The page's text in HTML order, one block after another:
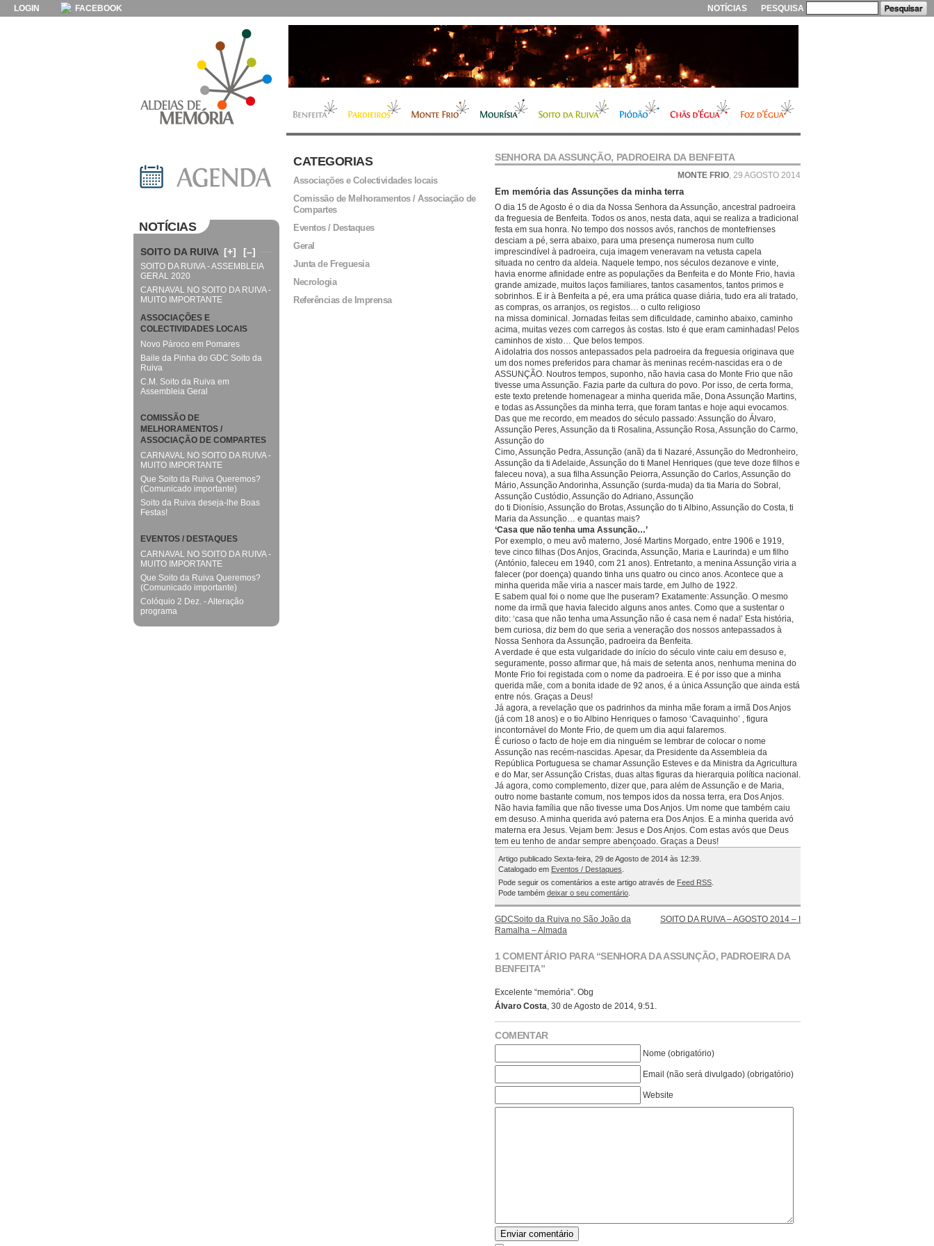
LOGIN FACEBOOK PESQUISA
NOTÍCIAS
SENHORA DA ASSUNÇÃO, PADROEIRA DA BENFEITA
MONTE FRIO, 29 AGOSTO 2014
Em memória das Assunções da minha terra
O dia 15 de Agosto é o dia da Nossa Senhora da Assunção, ancestral padroeira
da freguesia de Benfeita. Todos os anos, nesta data, aqui se realiza a tradicional
festa em sua honra. No tempo dos nossos avós, ranchos de montefrienses
desciam a pé, serra abaixo, para uma presença numerosa num culto
imprescindível à padroeira, cuja imagem veneravam na vetusta capela
situada no centro da aldeia. Naquele tempo, nos séculos dezanove e vinte,
havia enorme afinidade entre as populações da Benfeita e do Monte Frio, havia
grande amizade, muitos laços familiares, tantos casamentos, tantos primos e
sobrinhos. E ir à Benfeita a pé, era uma prática quase diária, tudo era ali tratado,
as compras, os arranjos, os registos… o culto religioso
na missa dominical. Jornadas feitas sem dificuldade, caminho abaixo, caminho
acima, muitas vezes com carregos às costas. Isto é que eram caminhadas! Pelos
caminhos de xisto… Que belos tempos.
A idolatria dos nossos antepassados pela padroeira da freguesia originava que
um dos nomes preferidos para chamar às meninas recém-nascidas era o de
ASSUNÇÃO. Noutros tempos, suponho, não havia casa do Monte Frio que não
tivesse uma Assunção. Fazia parte da cultura do povo. Por isso, de certa forma,
este texto pretende homenagear a minha querida mãe, Dona Assunção Martins,
e todas as Assunções da minha terra, que foram tantas e hoje aqui evocamos.
Das que me recordo, em meados do século passado: Assunção do Álvaro,
Assunção Peres, Assunção da ti Rosalina, Assunção Rosa, Assunção do Carmo,
Assunção do
Cimo, Assunção Pedra, Assunção (anã) da ti Nazaré, Assunção do Medronheiro,
Assunção da ti Adelaide, Assunção do ti Manel Henriques (que teve doze filhos e
faleceu nova), a sua filha Assunção Peiorra, Assunção do Carlos, Assunção do
Mário, Assunção Andorinha, Assunção (surda-muda) da tia Maria do Sobral,
Assunção Custódio, Assunção do Adriano, Assunção
do ti Dionísio, Assunção do Brotas, Assunção do ti Albino, Assunção do Costa, ti
Maria da Assunção… e quantas mais?
‘Casa que não tenha uma Assunção…’
Por exemplo, o meu avô materno, José Martins Morgado, entre 1906 e 1919,
teve cinco filhas (Dos Anjos, Gracinda, Assunção, Maria e Laurinda) e um filho
(António, faleceu em 1940, com 21 anos). Entretanto, a menina Assunção viria a
falecer (por doença) quando tinha uns quatro ou cinco anos. Acontece que a
minha querida mãe viria a nascer mais tarde, em Julho de 1922.
E sabem qual foi o nome que lhe puseram? Exatamente: Assunção. O mesmo
nome da irmã que havia falecido alguns anos antes. Como que a sustentar o
dito: ‘casa que não tenha uma Assunção não é casa nem é nada!’ Esta história,
bem curiosa, diz bem do que seria a veneração dos nossos antepassados à
Nossa Senhora da Assunção, padroeira da Benfeita.
A verdade é que esta vulgaridade do início do século vinte caiu em desuso e,
seguramente, posso afirmar que, há mais de setenta anos, nenhuma menina do
Monte Frio foi registada com o nome da padroeira. E é por isso que a minha
querida mãe, com a bonita idade de 92 anos, é a única Assunção que ainda está
entre nós. Graças a Deus!
Já agora, a revelação que os padrinhos da minha mãe foram a irmã Dos Anjos
(já com 18 anos) e o tio Albino Henriques o famoso ‘Cavaquinho’ , figura
incontornável do Monte Frio, de quem um dia aqui falaremos.
É curioso o facto de hoje em dia ninguém se lembrar de colocar o nome
Assunção nas recém-nascidas. Apesar, da Presidente da Assembleia da
República Portuguesa se chamar Assunção Esteves e da Ministra da Agricultura
e do Mar, ser Assunção Cristas, duas altas figuras da hierarquia política nacional.
Já agora, como complemento, dizer que, para além de Assunção e de Maria,
outro nome bastante comum, nos tempos idos da nossa terra, era Dos Anjos.
Não havia família que não tivesse uma Dos Anjos. Um nome que também caiu
em desuso. A minha querida avó paterna era Dos Anjos. E a minha querida avó
materna era Jesus. Vejam bem: Jesus e Dos Anjos. Com estas avós que Deus
tem eu tenho de andar sempre abençoado. Graças a Deus!
Artigo publicado Sexta-feira, 29 de Agosto de 2014 às 12:39.
Catalogado em Eventos / Destaques
Pode seguir os comentários a este artigo através de Feed RSS
Pode também deixar o seu comentário
GDCSoito da Ruiva no São João da
Ramalha – Almada
SOITO DA RUIVA – AGOSTO 2014 – I
1 COMENTÁRIO PARA “SENHORA DA ASSUNÇÃO, PADROEIRA DA
BENFEITA”
Excelente “memória”. Obg
Álvaro Costa, 30 de Agosto de 2014, 9:51.
COMENTAR
Nome (obrigatório)
Email (não será divulgado) (obrigatório)
Website
Enviar comentário
CATEGORIAS
Associações e Colectividades locais
Comissão de Melhoramentos / Associação de
Compartes
Eventos / Destaques
Geral
Junta de Freguesia
Necrologia
Referências de Imprensa
NOTÍCIAS
SOITO DA RUIVA [+] [–]
SOITO DA RUIVA - ASSEMBLEIA
GERAL 2020
CARNAVAL NO SOITO DA RUIVA -
MUITO IMPORTANTE
ASSOCIAÇÕES E
COLECTIVIDADES LOCAIS
Novo Pároco em Pomares
Baile da Pinha do GDC Soito da
Ruiva
C.M. Soito da Ruiva em
Assembleia Geral
COMISSÃO DE
MELHORAMENTOS /
ASSOCIAÇÃO DE COMPARTES
CARNAVAL NO SOITO DA RUIVA -
MUITO IMPORTANTE
Que Soito da Ruiva Queremos?
(Comunicado importante)
Soito da Ruiva deseja-lhe Boas
Festas!
EVENTOS / DESTAQUES
CARNAVAL NO SOITO DA RUIVA -
MUITO IMPORTANTE
Que Soito da Ruiva Queremos?
(Comunicado importante)
Colóquio 2 Dez. - Alteração
programa